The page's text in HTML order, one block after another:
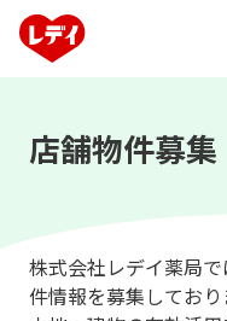
店舗物件募集
株式会社レデイ薬局
件情報を募集しており